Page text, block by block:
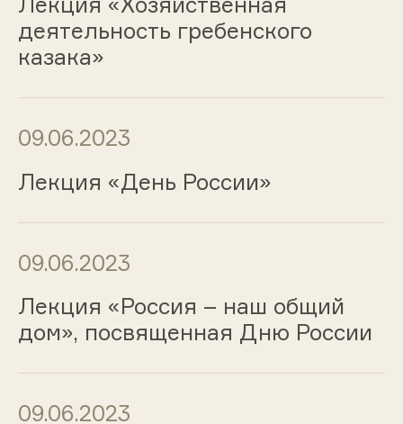
деятельность гребенского
казака»
09.06.2023
Лекция «День России»
09.06.2023
Лекция «Россия – наш общий
дом», посвященная Дню России
09.06.2023